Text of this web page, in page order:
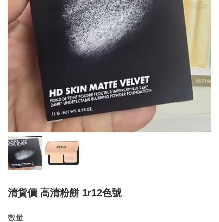
清貨價 高清粉餅 1r12色號
數量